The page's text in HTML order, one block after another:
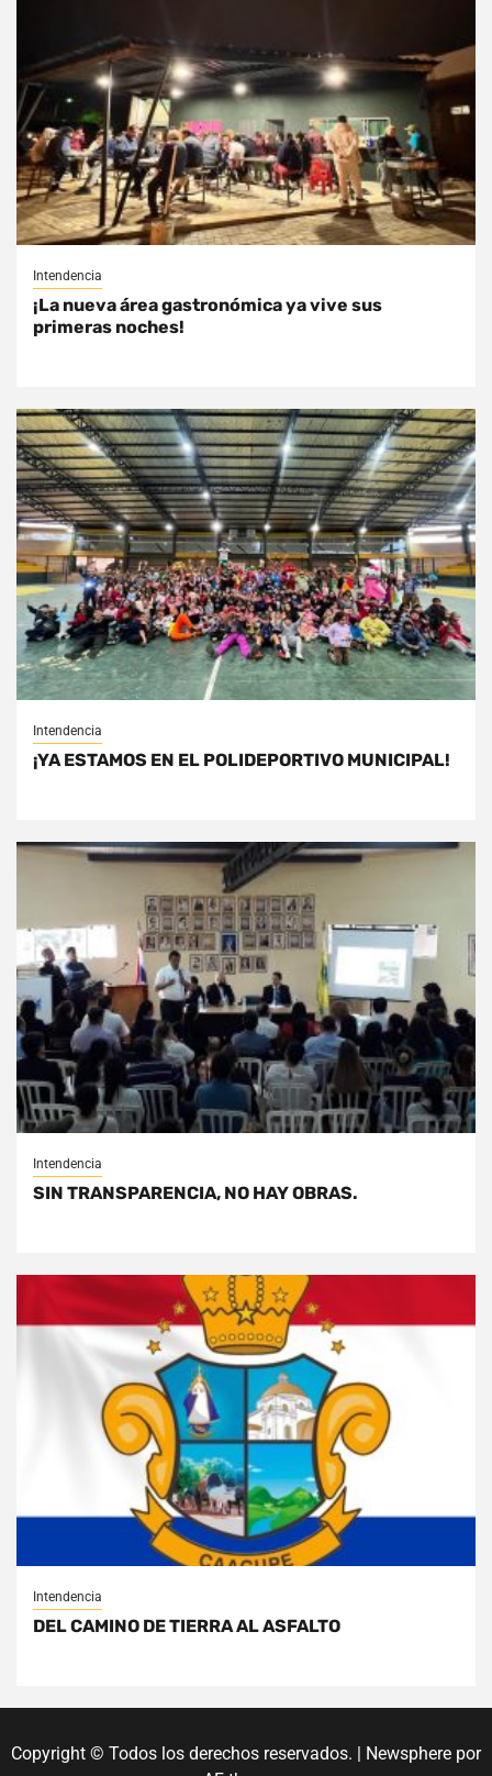
Intendencia
¡La nueva área gastronómica ya vive sus
primeras noches!
Intendencia
¡YA ESTAMOS EN EL POLIDEPORTIVO MUNICIPAL!
Intendencia
SIN TRANSPARENCIA, NO HAY OBRAS.
Intendencia
DEL CAMINO DE TIERRA AL ASFALTO
Copyright © Todos los derechos reservados. | Newsphere por